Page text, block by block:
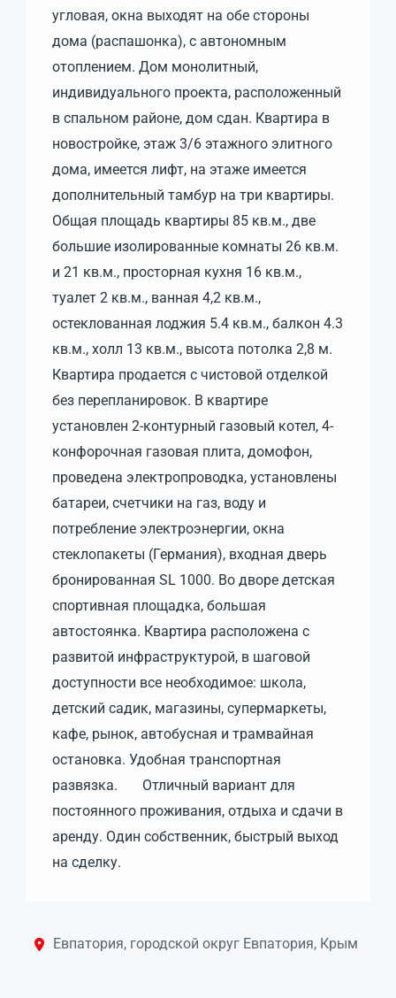
угловая, окна выходят на обе стороны
дома (распашонка), с автономным
отоплением. Дом монолитный,
индивидуального проекта, расположенный
в спальном районе, дом сдан. Квартира в
новостройке, этаж 3/6 этажного элитного
дома, имеется лифт, на этаже имеется
дополнительный тамбур на три квартиры.
Общая площадь квартиры 85 кв.м., две
большие изолированные комнаты 26 кв.м.
и 21 кв.м., просторная кухня 16 кв.м.,
туалет 2 кв.м., ванная 4,2 кв.м.,
остеклованная лоджия 5.4 кв.м., балкон 4.3
кв.м., холл 13 кв.м., высота потолка 2,8 м.
Квартира продается с чистовой отделкой
без перепланировок. В квартире
установлен 2-контурный газовый котел, 4-
конфорочная газовая плита, домофон,
проведена электропроводка, установлены
батареи, счетчики на газ, воду и
потребление электроэнергии, окна
стеклопакеты (Германия), входная дверь
бронированная SL 1000. Во дворе детская
спортивная площадка, большая
автостоянка. Квартира расположена с
развитой инфраструктурой, в шаговой
доступности все необходимое: школа,
детский садик, магазины, супермаркеты,
кафе, рынок, автобусная и трамвайная
остановка. Удобная транспортная
развязка. Отличный вариант для
постоянного проживания, отдыха и сдачи в
аренду. Один собственник, быстрый выход
на сделку.
Евпатория, городской округ Евпатория, Крым